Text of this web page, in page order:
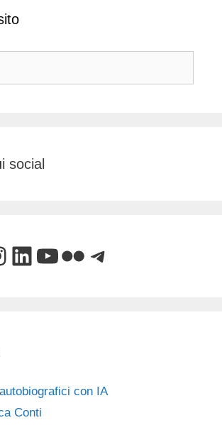
social
LinkedIn
YouTube
FlickrTelegram
con IA
Conti